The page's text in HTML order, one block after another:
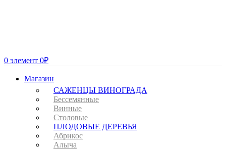
0 элемент 0₽
Магазин
САЖЕНЦЫ ВИНОГРАДА
Бессемянные
Винные
Столовые
ПЛОДОВЫЕ ДЕРЕВЬЯ
Абрикос
Алыча